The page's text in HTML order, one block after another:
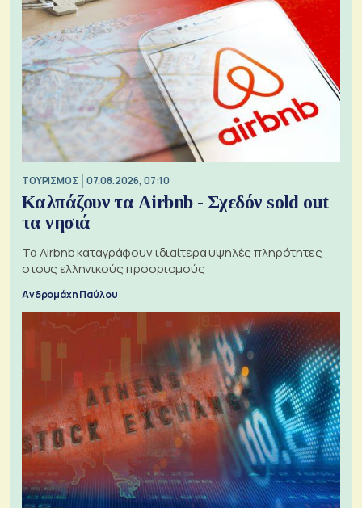
ΤΟΥΡΙΣΜΟΣ 07.08.2026, 07:10
Καλπάζουν τα Airbnb - Σχεδόν sold out
τα νησιά
Τα Airbnb καταγράφουν ιδιαίτερα υψηλές πληρότητες
στους ελληνικούς προορισμούς
Ανδρομάχη Παύλου